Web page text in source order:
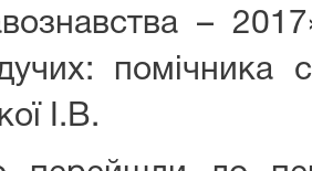
–
І.В.